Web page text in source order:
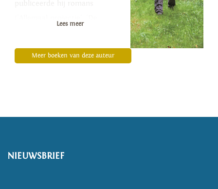
eilanden'), reisboeken en een
antropologische thriller
en twee boeken over IJsland:
Lees meer
Meer boeken van deze auteur
NIEUWSBRIEF